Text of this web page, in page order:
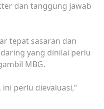
dan tanggung jawab
tepat sasaran dan
yang dinilai perlu
MBG.
perlu dievaluasi,”